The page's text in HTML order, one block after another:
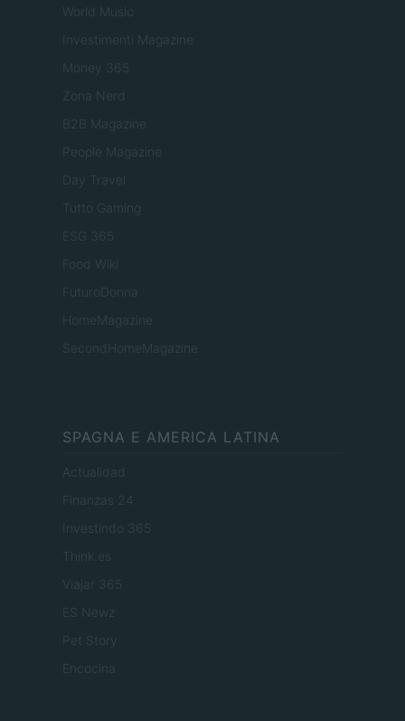
World Music
Investimenti Magazine
Money 365
Zona Nerd
B2B Magazine
People Magazine
Day Travel
Tutto Gaming
ESG 365
Food Wiki
FuturoDonna
HomeMagazine
SecondHomeMagazine
SPAGNA E AMERICA LATINA
Actualidad
Finanzas 24
Investindo 365
Think.es
Viajar 365
ES Newz
Pet Story
Encocina